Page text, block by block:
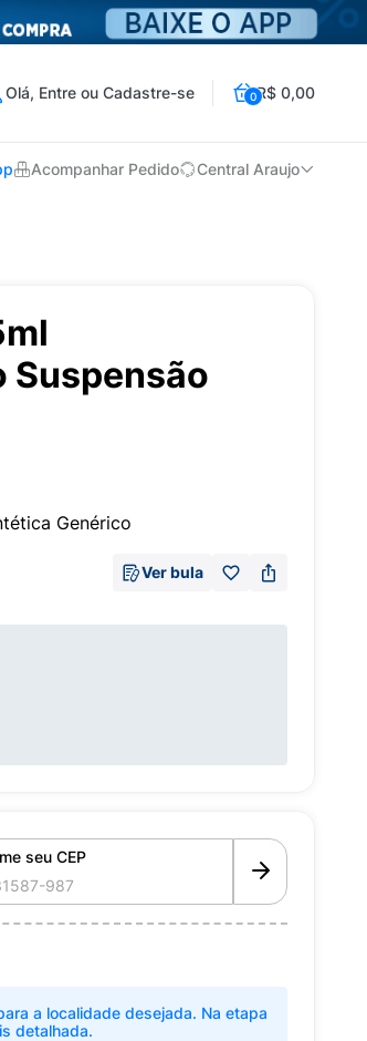
Olá, Entre ou Cadastre-se 0R$ 0,00
Acompanhar Pedido Central Araujo
Suspensão
Genérico
Ver bula
seu CEP
a localidade desejada. Na etapa
detalhada.